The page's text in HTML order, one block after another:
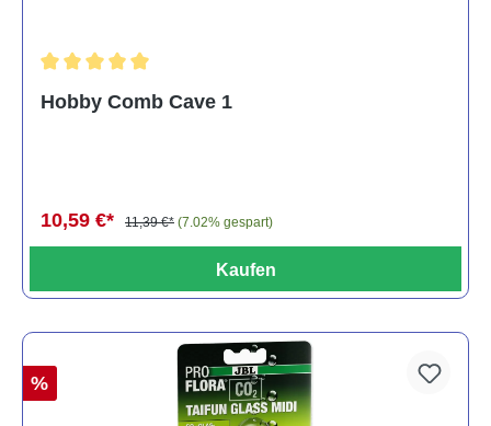
Hobby Comb Cave 1
10,59 €* 11,39 €* (7.02% gespart)
Kaufen
%